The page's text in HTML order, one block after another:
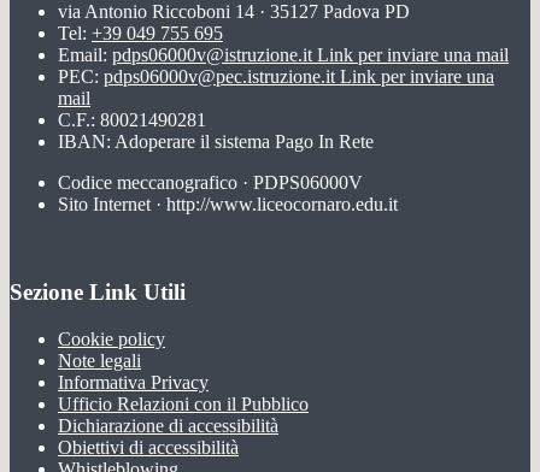
via Antonio Riccoboni 14 · 35127 Padova PD
Tel: +39 049 755 695
Email: pdps06000v@istruzione.it Link per inviare una mail
PEC: pdps06000v@pec.istruzione.it Link per inviare una
mail
C.F.: 80021490281
IBAN: Adoperare il sistema Pago In Rete
Codice meccanografico · PDPS06000V
Sito Internet · http://www.liceocornaro.edu.it
Sezione Link Utili
Cookie policy
Note legali
Informativa Privacy
Ufficio Relazioni con il Pubblico
Dichiarazione di accessibilità
Obiettivi di accessibilità